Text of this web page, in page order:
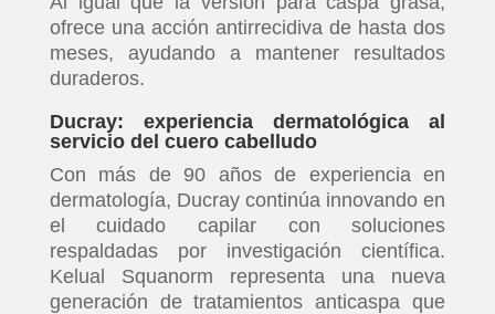
ofrece una acción antirrecidiva de hasta dos
meses, ayudando a mantener resultados
duraderos.
Ducray: experiencia dermatológica al
servicio del cuero cabelludo
Con más de 90 años de experiencia en
dermatología, Ducray continúa innovando en
el cuidado capilar con soluciones
respaldadas por investigación científica.
Kelual Squanorm representa una nueva
generación de tratamientos anticaspa que